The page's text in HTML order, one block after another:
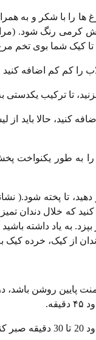
ها را با شكر و
كرمی رنگ شود.
کیک شما بوی تخم
کنید، حالا باید از
را به طور یکنواخت
تا پخته شود.(
که خلال دندان
از کیک، خرده کیک
10. بعد از پخت که کیک